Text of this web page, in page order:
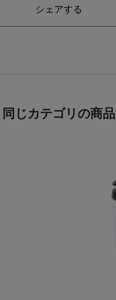
シェアする
同じカテゴリの商品